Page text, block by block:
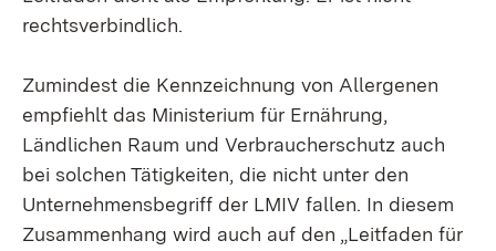
rechtsverbindlich.
Zumindest die Kennzeichnung von Allergenen
empfiehlt das Ministerium für Ernährung,
Ländlichen Raum und Verbraucherschutz auch
bei solchen Tätigkeiten, die nicht unter den
Unternehmensbegriff der LMIV fallen. In diesem
Zusammenhang wird auch auf den „Leitfaden für